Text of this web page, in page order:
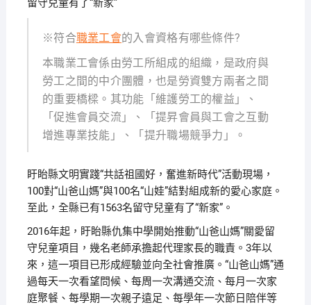
留守兒童有了“新家”
※符合職業工會的入會資格有哪些條件?
本職業工會係由勞工所組成的組織，是政府與
勞工之間的中介團體，也是勞資雙方兩者之間
的重要橋樑。其功能「維護勞工的權益」、
「促進會員交流」、「提昇會員與工會之互動
增進專業技能」、「提升職場競爭力」。
盱眙縣文明實踐“共話祖國好，奮進新時代”活動現場，
100對“山爸山媽”與100名“山娃”結對組成新的愛心家庭。
至此，全縣已有1563名留守兒童有了“新家”。
2016年起，盱眙縣仇集中學開始推動“山爸山媽”關愛留
守兒童項目，幾名老師承擔起代理家長的職責。3年以
來，這一項目已形成經驗並向全社會推廣。“山爸山媽”通
過每天一次看望問候、每周一次溝通交流、每月一次家
庭聚餐、每學期一次親子遠足、每學年一次節日陪伴等